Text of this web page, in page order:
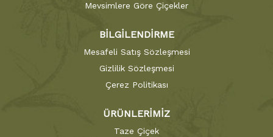
Mevsimlere Göre Çiçekler
BİLGİLENDİRME
Mesafeli Satış Sözleşmesi
Gizlilik Sözleşmesi
Çerez Politikası
ÜRÜNLERİMİZ
Taze Çiçek